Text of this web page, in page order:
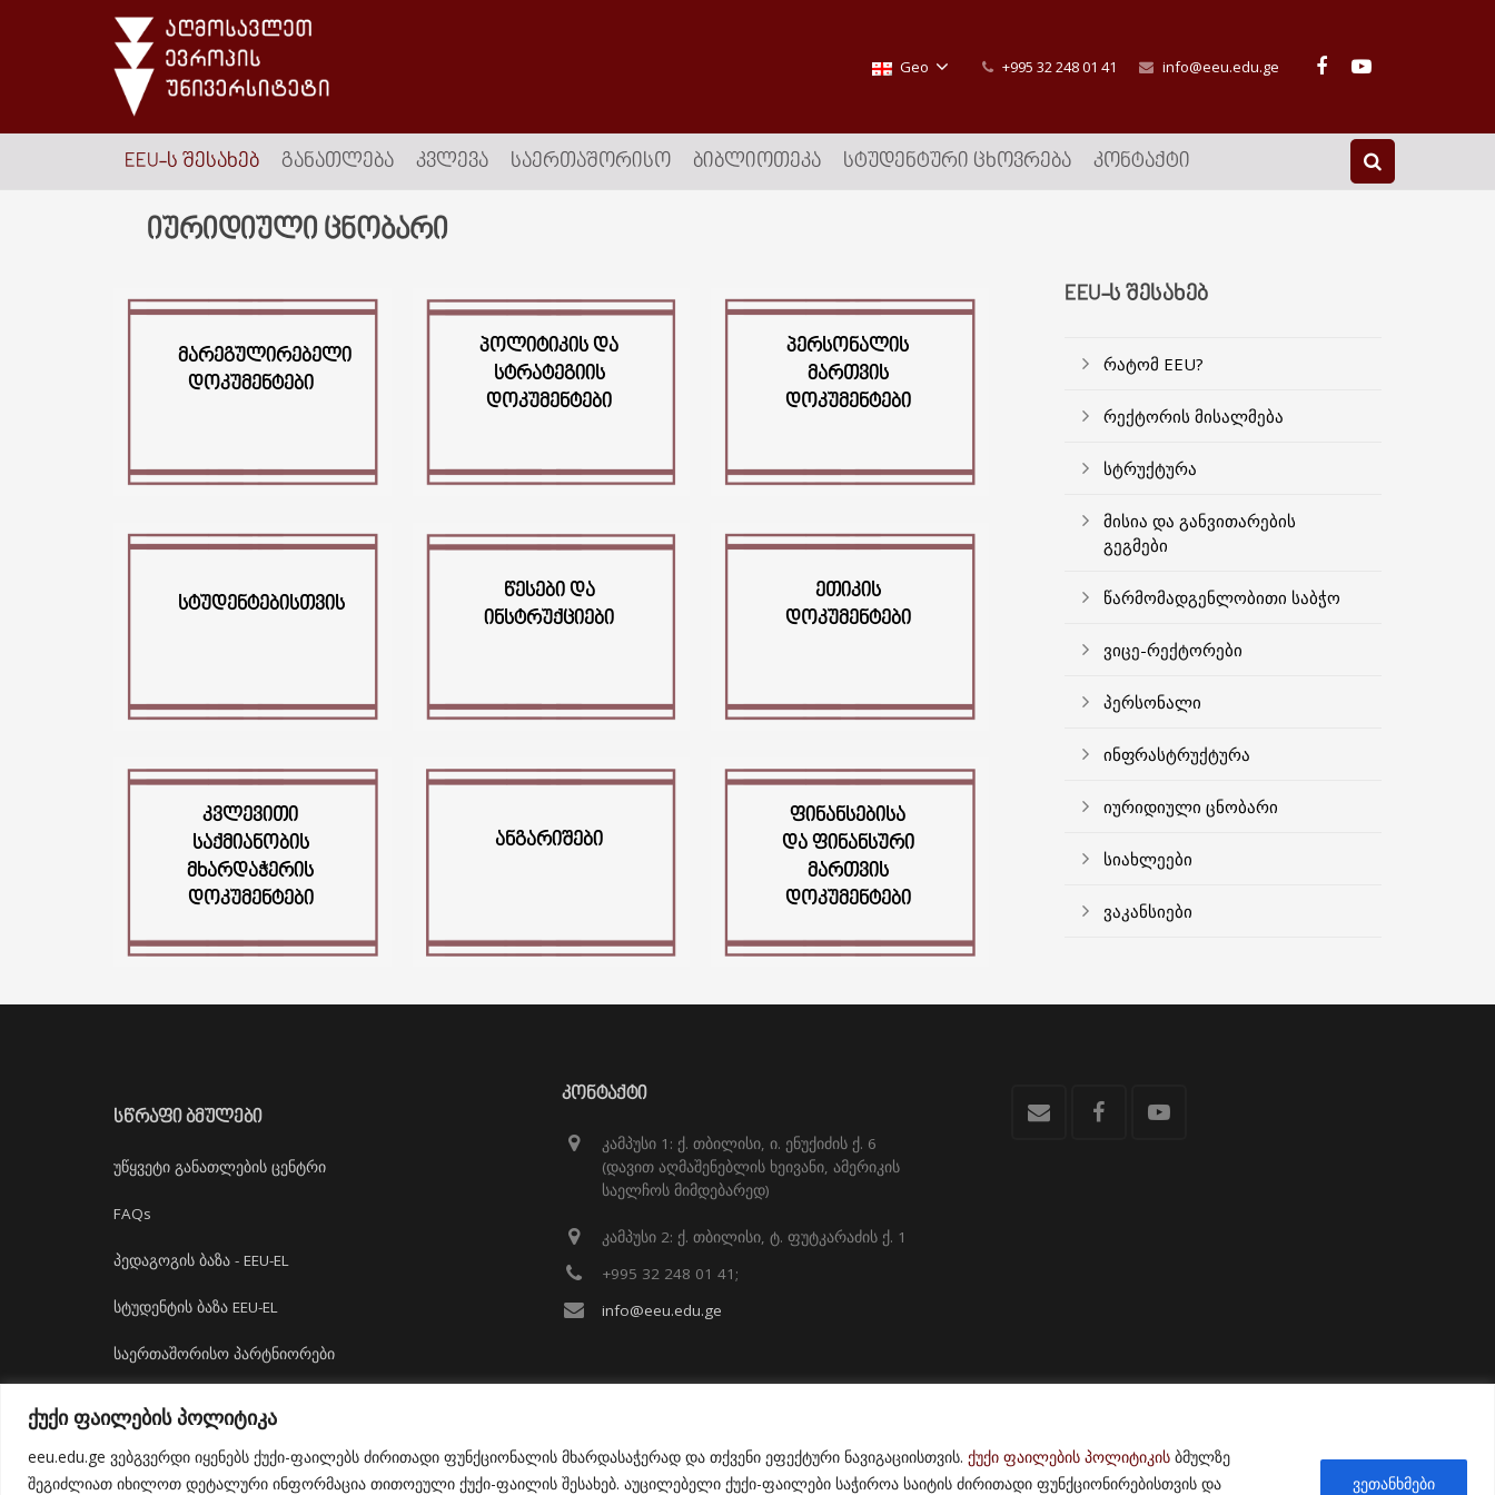
ქუქი ფაილების პოლიტიკა
eeu.edu.ge ვებგვერდი იყენებს ქუქი-ფაილებს ძირითადი ფუნქციონალის მხარდასაჭერად და თქვენი ეფექტური ნავიგაციისთვის. ქუქი ფაილების პოლიტიკის ბმულზე
შეგიძლიათ იხილოთ დეტალური ინფორმაცია თითოეული ქუქი-ფაილის შესახებ. აუცილებელი ქუქი-ფაილები საჭიროა საიტის ძირითადი ფუნქციონირებისთვის და
ვეთანხმები
Geo +995 32 248 01 41 info@eeu.edu.ge
EEU-Ს ᲨᲔᲡᲐᲮᲔᲑ ᲒᲐᲜᲐᲗᲚᲔᲑᲐ ᲙᲕᲚᲔᲕᲐ ᲡᲐᲔᲠᲗᲐᲨᲝᲠᲘᲡᲝ ᲑᲘᲑᲚᲘᲝᲗᲔᲙᲐ ᲡᲢᲣᲓᲔᲜᲢᲣᲠᲘ ᲪᲮᲝᲕᲠᲔᲑᲐ ᲙᲝᲜᲢᲐᲥᲢᲘ
იურიდიული ცნობარი
ᲛᲐᲠᲔᲒᲣᲚᲘᲠᲔᲑᲔᲚᲘ
ᲓᲝᲙᲣᲛᲔᲜᲢᲔᲑᲘ
ᲞᲝᲚᲘᲢᲘᲙᲘᲡ ᲓᲐ
ᲡᲢᲠᲐᲢᲔᲒᲘᲘᲡ
ᲓᲝᲙᲣᲛᲔᲜᲢᲔᲑᲘ
ᲞᲔᲠᲡᲝᲜᲐᲚᲘᲡ
ᲛᲐᲠᲗᲕᲘᲡ
ᲓᲝᲙᲣᲛᲔᲜᲢᲔᲑᲘ
ᲡᲢᲣᲓᲔᲜᲢᲔᲑᲘᲡᲗᲕᲘᲡ
ᲬᲔᲡᲔᲑᲘ ᲓᲐ
ᲘᲜᲡᲢᲠᲣᲥᲪᲘᲔᲑᲘ
ᲔᲗᲘᲙᲘᲡ
ᲓᲝᲙᲣᲛᲔᲜᲢᲔᲑᲘ
ᲙᲕᲚᲔᲕᲘᲗᲘ
ᲡᲐᲥᲛᲘᲐᲜᲝᲑᲘᲡ
ᲛᲮᲐᲠᲓᲐᲭᲔᲠᲘᲡ
ᲓᲝᲙᲣᲛᲔᲜᲢᲔᲑᲘ
ᲐᲜᲒᲐᲠᲘᲨᲔᲑᲘ
ᲤᲘᲜᲐᲜᲡᲔᲑᲘᲡᲐ
ᲓᲐ ᲤᲘᲜᲐᲜᲡᲣᲠᲘ
ᲛᲐᲠᲗᲕᲘᲡ
ᲓᲝᲙᲣᲛᲔᲜᲢᲔᲑᲘ
EEU-Ს ᲨᲔᲡᲐᲮᲔᲑ
რატომ EEU?
რექტორის მისალმება
სტრუქტურა
მისია და განვითარების
გეგმები
წარმომადგენლობითი საბჭო
ვიცე-რექტორები
პერსონალი
ინფრასტრუქტურა
იურიდიული ცნობარი
სიახლეები
ვაკანსიები
ᲡᲬᲠᲐᲤᲘ ᲑᲛᲣᲚᲔᲑᲘ
უწყვეტი განათლების ცენტრი
FAQs
პედაგოგის ბაზა - EEU-EL
სტუდენტის ბაზა EEU-EL
საერთაშორისო პარტნიორები
ბიბლიოთეკა
ᲙᲝᲜᲢᲐᲥᲢᲘ
კამპუსი 1: ქ. თბილისი, ი. ენუქიძის ქ. 6
(დავით აღმაშენებლის ხეივანი, ამერიკის
საელჩოს მიმდებარედ)
კამპუსი 2: ქ. თბილისი, ტ. ფუტკარაძის ქ. 1
+995 32 248 01 41;
info@eeu.edu.ge